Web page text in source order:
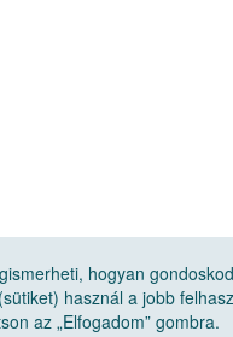
hogyan
használ a jobb
az „Elfogadom” gombra.